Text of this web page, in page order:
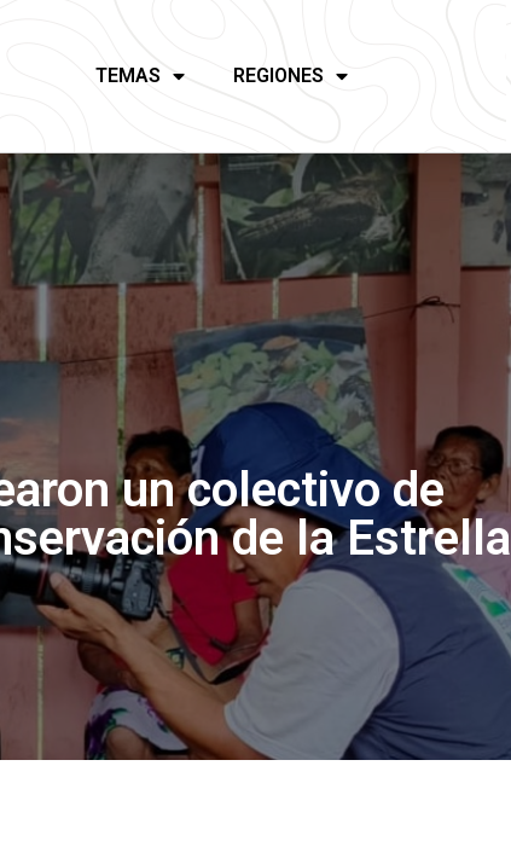
TEMAS REGIONES
un colectivo de
de la Estrella